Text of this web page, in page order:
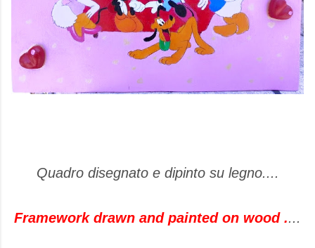
Quadro disegnato e dipinto su legno....
Framework drawn and painted on wood ....